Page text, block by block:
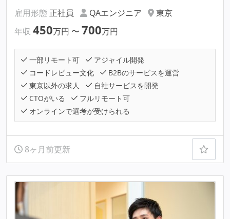
雇用形態 正社員 QAエンジニア
東京
年収 450万円 〜 700万円
一部リモート可
アジャイル開発
コードレビュー文化
B2Bのサービスを運営
東京以外の求人
自社サービスを開発
CTOがいる
フルリモート可
オンラインで選考が受けられる
8ヶ月前更新